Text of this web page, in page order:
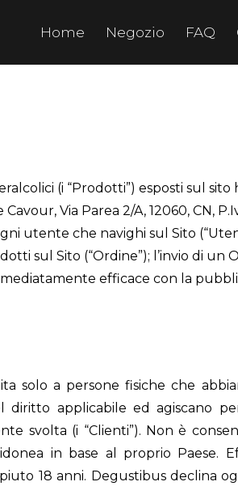
Home Negozio FAQ
(i “Prodotti”) esposti sul sito
Via Parea 2/A, 12060, CN,
utente che navighi sul Sito
sul Sito (“Ordine”); l’invio di un
efficace con la
solo a persone fisiche che
applicabile ed agiscano
svolta (i “Clienti”). Non è
in base al proprio Paese.
18 anni. Degustibus declina